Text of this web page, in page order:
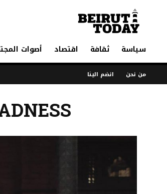
سياسة ثقافة اقتصاد أصوات
من نحن انضم الينا